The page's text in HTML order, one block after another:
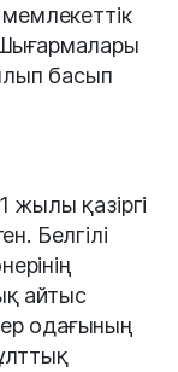
басып
қазіргі
Белгілі
айтыс
одағының